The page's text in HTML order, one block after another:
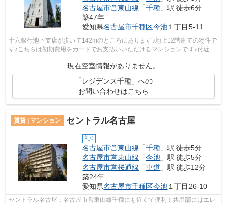
名古屋市営東山線 「千種 」駅 徒歩6分
築47年
愛知県名古屋市千種区今池１丁目5-11
十六銀行池下支店が歩いて142mのところにあります♪地上12階建ての物件で
す♪こちらは初期費用をカードでお支払いいただけるマンションです♪付近に
現在空室情報がありません。
「レジデンス千種」への
お問い合わせはこちら
賃貸 | マンション セントラル名古屋
礼0
名古屋市営東山線 「千種 」駅 徒歩5分
名古屋市営東山線 「今池 」駅 徒歩5分
名古屋市営桜通線 「車道 」駅 徒歩12分
築24年
愛知県名古屋市千種区今池 １丁目26-10
セントラル名古屋：名古屋市営東山線千種にも近くて便利！共用部にはエレ